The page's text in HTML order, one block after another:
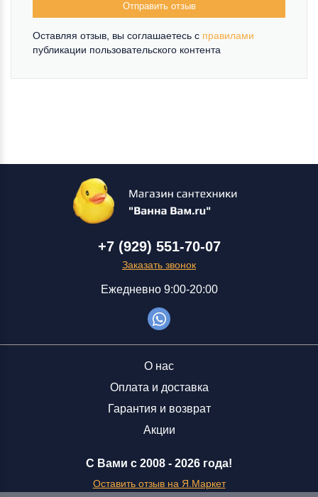
Отправить отзыв
Оставляя отзыв, вы соглашаетесь c правилами
публикации пользовательского контента
+7 (929) 551-70-07
Заказать звонок
Ежедневно 9:00-20:00
С Вами с 2008 - 2026 года!
Оставить отзыв на Я.Маркет
О нас
Оплата и доставка
Гарантия и возврат
Акции